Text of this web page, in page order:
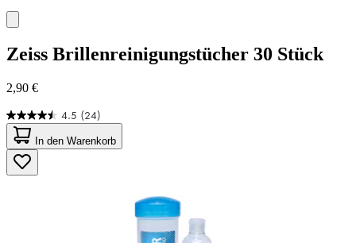
Zeiss Brillenreinigungstücher 30 Stück
2,90 €
4.5 (24)
4.5
von
5
Sternen.
24
In den Warenkorb